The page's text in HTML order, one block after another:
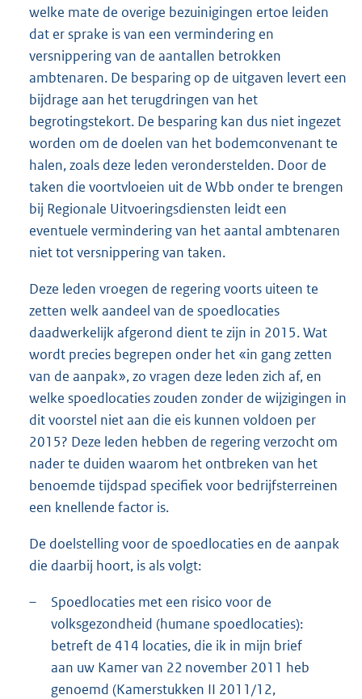
welke mate de overige bezuinigingen ertoe leiden
dat er sprake is van een vermindering en
versnippering van de aantallen betrokken
ambtenaren. De besparing op de uitgaven levert een
bijdrage aan het terugdringen van het
begrotingstekort. De besparing kan dus niet ingezet
worden om de doelen van het bodemconvenant te
halen, zoals deze leden veronderstelden. Door de
taken die voortvloeien uit de Wbb onder te brengen
bij Regionale Uitvoeringsdiensten leidt een
eventuele vermindering van het aantal ambtenaren
niet tot versnippering van taken.
Deze leden vroegen de regering voorts uiteen te
zetten welk aandeel van de spoedlocaties
daadwerkelijk afgerond dient te zijn in 2015. Wat
wordt precies begrepen onder het «in gang zetten
van de aanpak», zo vragen deze leden zich af, en
welke spoedlocaties zouden zonder de wijzigingen in
dit voorstel niet aan die eis kunnen voldoen per
2015? Deze leden hebben de regering verzocht om
nader te duiden waarom het ontbreken van het
benoemde tijdspad specifiek voor bedrijfsterreinen
een knellende factor is.
De doelstelling voor de spoedlocaties en de aanpak
die daarbij hoort, is als volgt:
–
Spoedlocaties met een risico voor de
volksgezondheid (humane spoedlocaties):
betreft de 414 locaties, die ik in mijn brief
aan uw Kamer van 22 november 2011 heb
genoemd (Kamerstukken II 2011/12,